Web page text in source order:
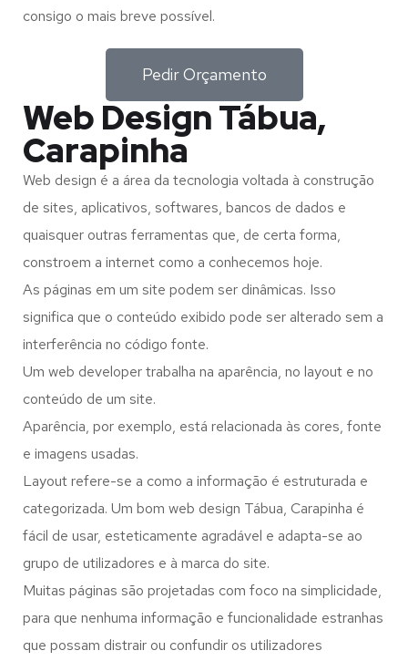
consigo o mais breve possível.
Pedir Orçamento
Web Design Tábua,
Carapinha
Web design é a área da tecnologia voltada à construção
de sites, aplicativos, softwares, bancos de dados e
quaisquer outras ferramentas que, de certa forma,
constroem a internet como a conhecemos hoje.
As páginas em um site podem ser dinâmicas. Isso
significa que o conteúdo exibido pode ser alterado sem a
interferência no código fonte.
Um web developer trabalha na aparência, no layout e no
conteúdo de um site.
Aparência, por exemplo, está relacionada às cores, fonte
e imagens usadas.
Layout refere-se a como a informação é estruturada e
categorizada. Um bom web design Tábua, Carapinha é
fácil de usar, esteticamente agradável e adapta-se ao
grupo de utilizadores e à marca do site.
Muitas páginas são projetadas com foco na simplicidade,
para que nenhuma informação e funcionalidade estranhas
que possam distrair ou confundir os utilizadores